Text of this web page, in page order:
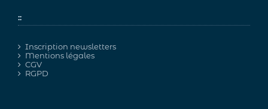
::
Inscription newsletters
Mentions légales
CGV
RGPD